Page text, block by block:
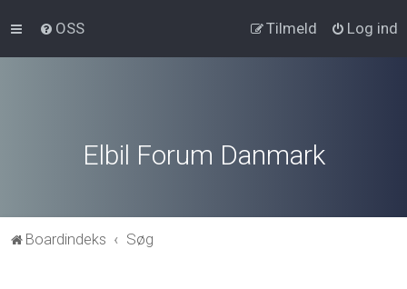
OSS Log ind
Tilmeld
Elbil Forum Danmark
Boardindeks Søg